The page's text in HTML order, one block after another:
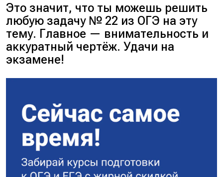
Это значит, что ты можешь решить
любую задачу № 22 из ОГЭ на эту
тему. Главное — внимательность и
аккуратный чертёж. Удачи на
экзамене!